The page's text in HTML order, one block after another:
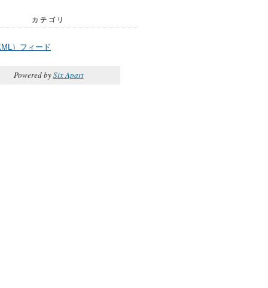
カテゴリ
）フィード
Powered bySix Apart